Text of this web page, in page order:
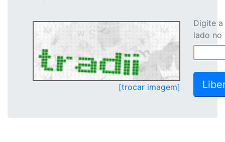
[trocar imagem]
Digite
lado no